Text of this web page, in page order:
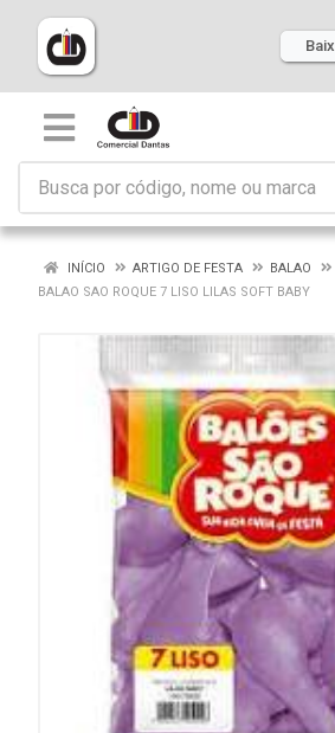
INÍCIO ARTIGO DE FESTA
BALAO
BALAO SAO ROQUE 7 LISO LILAS SOFT BABY